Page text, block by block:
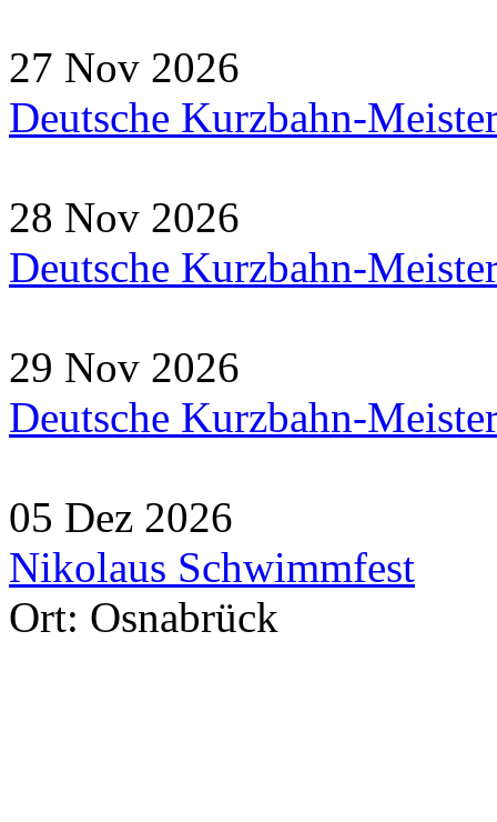
27 Nov 2026
Deutsche Kurzbahn-
28 Nov 2026
Deutsche Kurzbahn-
29 Nov 2026
Deutsche Kurzbahn-
05 Dez 2026
Nikolaus Schwimmfest
Ort: Osnabrück